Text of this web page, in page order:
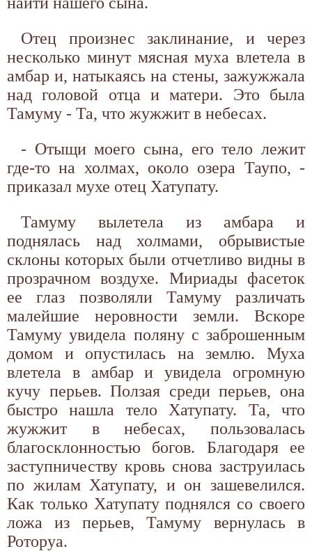
Отец произнес заклинание, и через
несколько минут мясная муха влетела в
амбар и, натыкаясь на стены, зажужжала
над головой отца и матери. Это была
Тамуму - Та, что жужжит в небесах.
- Отыщи моего сына, его тело лежит
где-то на холмах, около озера Таупо, -
приказал мухе отец Хатупату.
Тамуму вылетела из амбара и
поднялась над холмами, обрывистые
склоны которых были отчетливо видны в
прозрачном воздухе. Мириады фасеток
ее глаз позволяли Тамуму различать
малейшие неровности земли. Вскоре
Тамуму увидела поляну с заброшенным
домом и опустилась на землю. Муха
влетела в амбар и увидела огромную
кучу перьев. Ползая среди перьев, она
быстро нашла тело Хатупату. Та, что
жужжит в небесах, пользовалась
благосклонностью богов. Благодаря ее
заступничеству кровь снова заструилась
по жилам Хатупату, и он зашевелился.
Как только Хатупату поднялся со своего
ложа из перьев, Тамуму вернулась в
Роторуа.